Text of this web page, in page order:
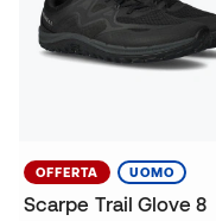
OFFERTA UOMO
Scarpe Trail Glove 8